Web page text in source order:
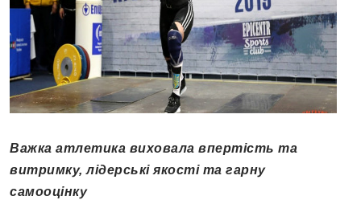
Важка атлетика виховала впертість та
витримку, лідерські якості та гарну
самооцінку